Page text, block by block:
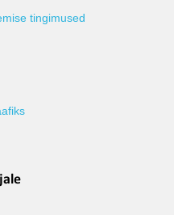
tingimused